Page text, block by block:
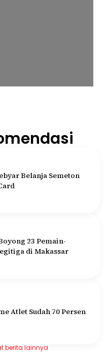
Belanja Semeton
23 Pemain-
di Makassar
Atlet Sudah 70 Persen
berita lainnya